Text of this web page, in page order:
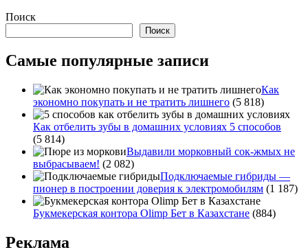
Поиск
Поиск
Самые популярные записи
Как
экономно покупать и не тратить лишнего (5 818)
Как отбелить зубы в домашних условиях 5 способов
(5 814)
Выдавили морковный сок-жмых не
выбрасываем! (2 082)
Подключаемые гибриды —
пионер в построении доверия к электромобилям (1 187)
Букмекерская контора Olimp Бет в Казахстане (884)
Реклама